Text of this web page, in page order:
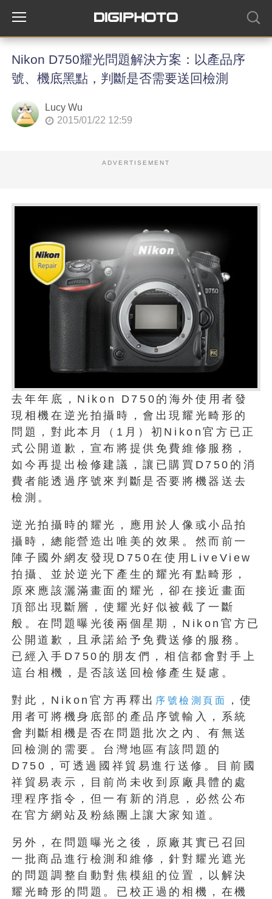
Nikon D750耀光問題解決方案：以產品序
號、機底黑點，判斷是否需要送回檢測
Lucy Wu
2015/01/22 12:59
ADVERTISEMENT
去年年底，Nikon D750的海外使用者發
現相機在逆光拍攝時，會出現耀光畸形的
問題，對此本月（1月）初Nikon官方已正
式公開道歉，宣布將提供免費維修服務，
如今再提出檢修建議，讓已購買D750的消
費者能透過序號來判斷是否要將機器送去
檢測。
逆光拍攝時的耀光，應用於人像或小品拍
攝時，總能營造出唯美的效果。然而前一
陣子國外網友發現D750在使用LiveView
拍攝、並於逆光下產生的耀光有點畸形，
原來應該灑滿畫面的耀光，卻在接近畫面
頂部出現斷層，使耀光好似被截了一斷
般。在問題曝光後兩個星期，Nikon官方已
公開道歉，且承諾給予免費送修的服務。
已經入手D750的朋友們，相信都會對手上
這台相機，是否該送回檢修產生疑慮。
對此，Nikon官方再釋出 序號檢測頁面
，使
用者可將機身底部的產品序號輸入，系統
會判斷相機是否在問題批次之內、有無送
回檢測的需要。台灣地區有該問題的
D750，可透過國祥貿易進行送修。目前國
祥貿易表示，目前尚未收到原廠具體的處
理程序指令，但一有新的消息，必然公布
在官方網站及粉絲團上讓大家知道。
另外，在問題曝光之後，原廠其實已召回
一批商品進行檢測和維修，針對耀光遮光
的問題調整自動對焦模組的位置，以解決
耀光畸形的問題。已校正過的相機，在機